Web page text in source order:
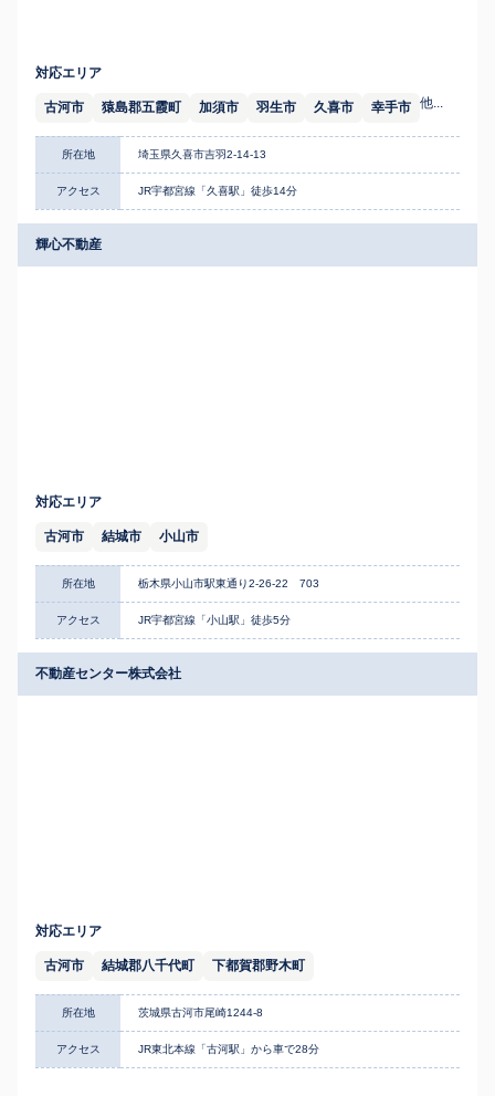
対応エリア
古河市 猿島郡五霞町 加須市 羽生市 久喜市 幸手市 他...
所在地 埼玉県久喜市吉羽2-14-13
アクセス JR宇都宮線「久喜駅」徒歩14分
輝心不動産
対応エリア
古河市 結城市 小山市
所在地 栃木県小山市駅東通り2-26-22 703
アクセス JR宇都宮線「小山駅」徒歩5分
不動産センター株式会社
対応エリア
古河市 結城郡八千代町 下都賀郡野木町
所在地 茨城県古河市尾崎1244-8
アクセス JR東北本線「古河駅」から車で28分